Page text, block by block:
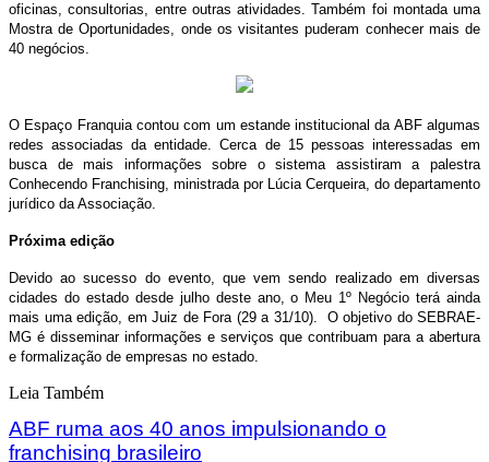
oficinas, consultorias, entre outras atividades. Também foi montada uma
Mostra de Oportunidades, onde os visitantes puderam conhecer mais de
40 negócios.
O Espaço Franquia contou com um estande institucional da ABF algumas
redes associadas da entidade. Cerca de 15 pessoas interessadas em
busca de mais informações sobre o sistema assistiram a palestra
Conhecendo Franchising, ministrada por Lúcia Cerqueira, do departamento
jurídico da Associação.
Próxima edição
Devido ao sucesso do evento, que vem sendo realizado em diversas
cidades do estado desde julho deste ano, o Meu 1º Negócio terá ainda
mais uma edição, em Juiz de Fora (29 a 31/10). O objetivo do SEBRAE-
MG é disseminar informações e serviços que contribuam para a abertura
e formalização de empresas no estado.
Leia Também
ABF ruma aos 40 anos impulsionando o
franchising brasileiro